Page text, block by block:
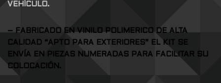
VEHÍCULO.
– FABRICADO EN VINILO POLIMERICO DE ALTA
CALIDAD “APTO PARA EXTERIORES” EL KIT SE
ENVÍA EN PIEZAS NUMERADAS PARA FACILITAR SU
COLOCACIÓN.